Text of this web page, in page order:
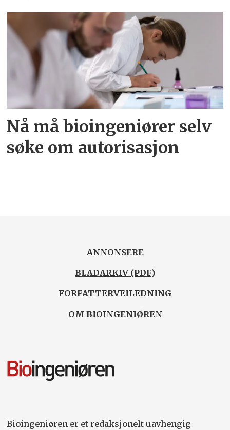
Nå må bioingeniører selv
søke om autorisasjon
ANNONSERE
BLADARKIV (PDF)
FORFATTERVEILEDNING
OM BIOINGENIØREN
Bioingeniøren er et redaksjonelt uavhengig